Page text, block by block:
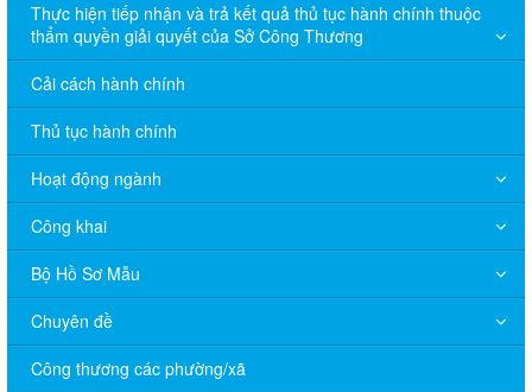
Thực hiện tiếp nhận và trả kết quả thủ tục hành chính thuộc
thẩm quyền giải quyết của Sở Công Thương
Cải cách hành chính
Thủ tục hành chính
Hoạt động ngành
Công khai
Bộ Hồ Sơ Mẫu
Chuyên đề
Công thương các phường/xã